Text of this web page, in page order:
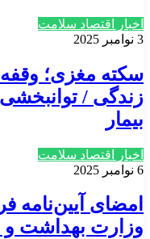
اخبار اقتصاد سلامت
3 نوامبر 2025
سکته مغزی؛
زندگی /
بیمار
اخبار اقتصاد سلامت
6 نوامبر 2025
امضای آیین‌نامه
وزارت بهداشت و